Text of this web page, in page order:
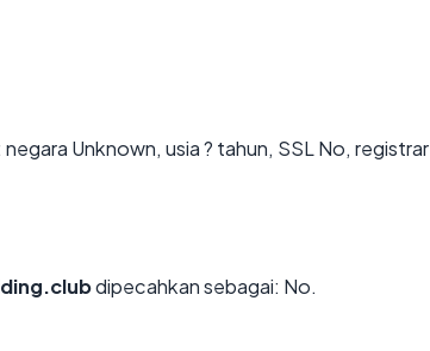
negara Unknown, usia ? tahun, SSL No, registrar
dipecahkan sebagai: No.